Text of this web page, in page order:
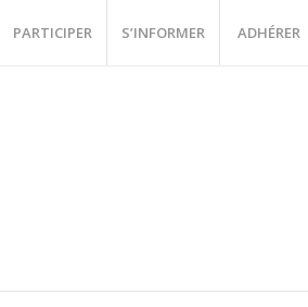
PARTICIPER S’INFORMER ADHÉRER